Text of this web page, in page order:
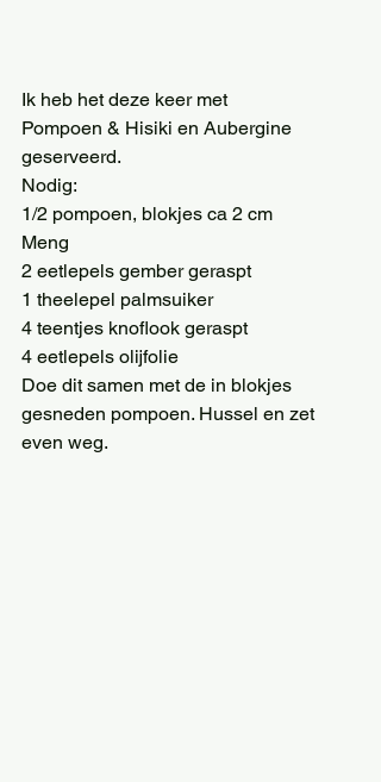
Ik heb het deze keer met
Pompoen & Hisiki en Aubergine
geserveerd.
Nodig:
1/2 pompoen, blokjes ca 2 cm
Meng
2 eetlepels gember geraspt
1 theelepel palmsuiker
4 teentjes knoflook geraspt
4 eetlepels olijfolie
Doe dit samen met de in blokjes
gesneden pompoen. Hussel en zet
even weg.